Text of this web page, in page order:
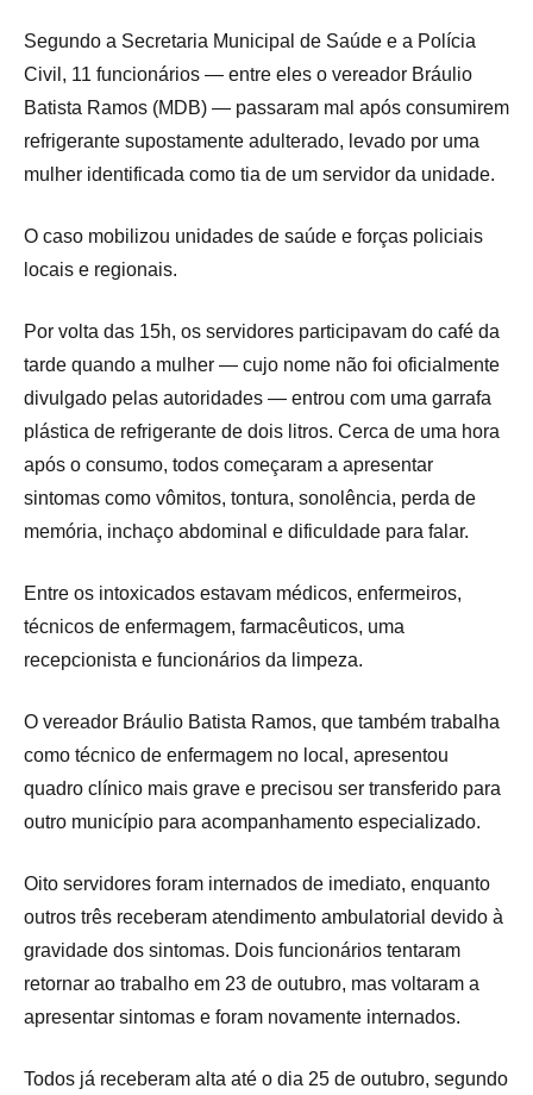
Segundo a Secretaria Municipal de Saúde e a Polícia
Civil, 11 funcionários — entre eles o vereador Bráulio
Batista Ramos (MDB) — passaram mal após consumirem
refrigerante supostamente adulterado, levado por uma
mulher identificada como tia de um servidor da unidade.
O caso mobilizou unidades de saúde e forças policiais
locais e regionais.
Por volta das 15h, os servidores participavam do café da
tarde quando a mulher — cujo nome não foi oficialmente
divulgado pelas autoridades — entrou com uma garrafa
plástica de refrigerante de dois litros. Cerca de uma hora
após o consumo, todos começaram a apresentar
sintomas como vômitos, tontura, sonolência, perda de
memória, inchaço abdominal e dificuldade para falar.
Entre os intoxicados estavam médicos, enfermeiros,
técnicos de enfermagem, farmacêuticos, uma
recepcionista e funcionários da limpeza.
O vereador Bráulio Batista Ramos, que também trabalha
como técnico de enfermagem no local, apresentou
quadro clínico mais grave e precisou ser transferido para
outro município para acompanhamento especializado.
Oito servidores foram internados de imediato, enquanto
outros três receberam atendimento ambulatorial devido à
gravidade dos sintomas. Dois funcionários tentaram
retornar ao trabalho em 23 de outubro, mas voltaram a
apresentar sintomas e foram novamente internados.
Todos já receberam alta até o dia 25 de outubro, segundo